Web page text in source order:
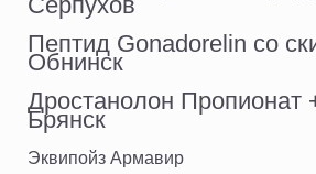
Пептид Gonadorelin со
Обнинск
Дростанолон Пропионат
Брянск
Эквипойз Армавир